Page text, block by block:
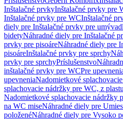
Inštalačné prvkyInštalačné prvky pre
Inštalačné prvky pre WCInštalačné
diely pre Inštalačné prvky pre
bidetyNáhradné diely pre Inštalačné
prvky pre pisoáreNáhradné diely pre
pisoáreInštalačné prvky pre sprchy
prvky pre sprchyPríslušenstvo
inštalačné prvky pre WCPre
upevneniaNadomietkové
splachovacie nádržky pre WC, z plastu
Nadomietkové splachovacie nádržky
na WC miseNáhradné diely pre
položenéNáhradné diely pre Vysoko